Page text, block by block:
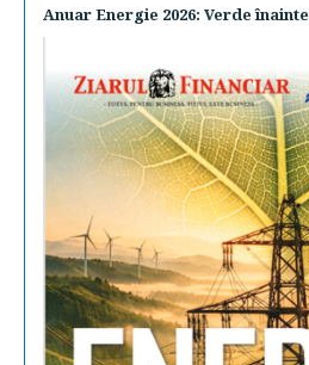
Anuar Energie 2026: Verde înainte